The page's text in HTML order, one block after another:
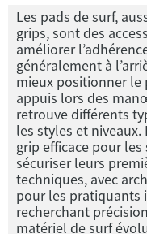
Les pads de surf,
grips, sont des
améliorer
généralement à
mieux positionner le
appuis lors des
retrouve différents
les styles et
grip efficace pour
sécuriser leurs
techniques, avec
pour les pratiquants
recherchant
matériel de surf